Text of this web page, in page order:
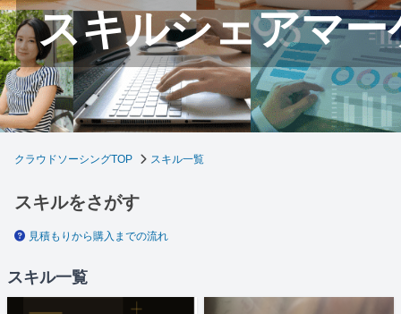
スキルシェアマー
クラウドソーシングTOP スキル一覧
スキルをさがす
見積もりから購入までの流れ
スキル一覧